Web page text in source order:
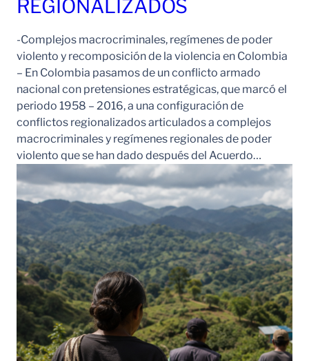
REGIONALIZADOS
-Complejos macrocriminales, regímenes de poder
violento y recomposición de la violencia en Colombia
– En Colombia pasamos de un conflicto armado
nacional con pretensiones estratégicas, que marcó el
periodo 1958 – 2016, a una configuración de
conflictos regionalizados articulados a complejos
macrocriminales y regímenes regionales de poder
violento que se han dado después del Acuerdo…